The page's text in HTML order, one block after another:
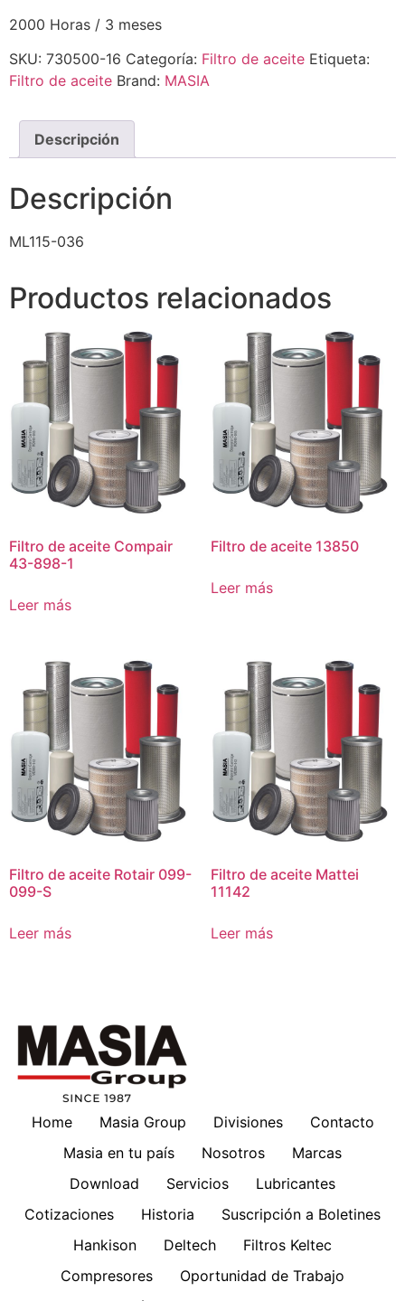
2000 Horas / 3 meses
SKU: 730500-16 Categoría: Filtro de aceite Etiqueta:
Filtro de aceite Brand: MASIA
Descripción
Descripción
ML115-036
Productos relacionados
Filtro de aceite Compair
43-898-1
Leer más
Filtro de aceite 13850
Leer más
Filtro de aceite Rotair 099-
099-S
Leer más
Filtro de aceite Mattei
11142
Leer más
Home Masia Group Divisiones
Contacto
Masia en tu país
Nosotros
Marcas
Download
Servicios
Lubricantes
Cotizaciones
Historia
Suscripción a Boletines
Hankison
Deltech
Filtros Keltec
Compresores
Oportunidad de Trabajo